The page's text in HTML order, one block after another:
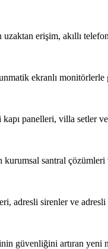
erişim, akıllı
ekranlı
panelleri, villa setler
santral çözümleri
adresli sirenler ve
güvenliğini artıran yeni